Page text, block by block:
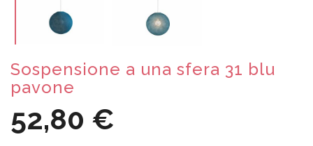
Sospensione a una sfera 31 blu
pavone
52,80 €